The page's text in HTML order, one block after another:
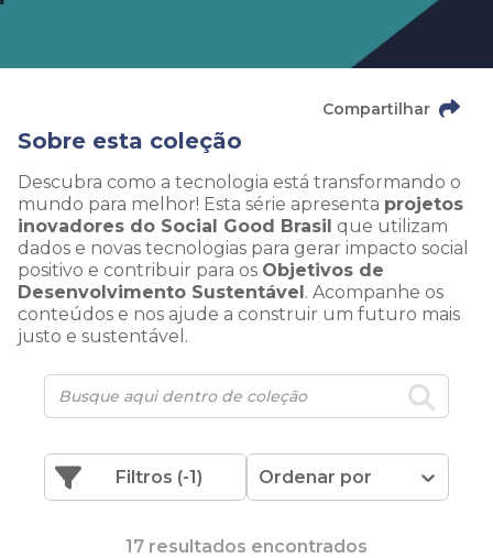
Compartilhar
Sobre esta coleção
Descubra como a tecnologia está transformando o
mundo para melhor! Esta série apresenta projetos
inovadores do Social Good Brasil que utilizam
dados e novas tecnologias para gerar impacto social
positivo e contribuir para os Objetivos de
Desenvolvimento Sustentável. Acompanhe os
conteúdos e nos ajude a construir um futuro mais
justo e sustentável.
Filtros (-1) Ordenar por
17 resultados encontrados